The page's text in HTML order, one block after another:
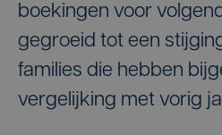
boekingen voor
gegroeid tot een
families die hebben
vergelijking met vorig